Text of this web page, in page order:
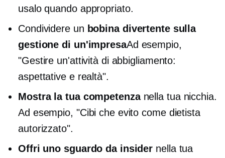
usalo quando appropriato.
Condividere un bobina divertente sulla
gestione di un'impresaAd esempio,
"Gestire un'attività di abbigliamento:
aspettative e realtà".
Mostra la tua competenzanella tua nicchia.
Ad esempio, "Cibi che evito come dietista
autorizzato".
Offri uno sguardo da insider nella tua